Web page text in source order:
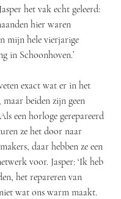
het vak echt geleerd:
hier waren
mijn hele vierjarige
in Schoonhoven.’
exact wat er in het
beiden zijn geen
een horloge gerepareerd
ze het door naar
daar hebben ze een
voor. Jasper: ‘Ik heb
het repareren van
wat ons warm maakt.